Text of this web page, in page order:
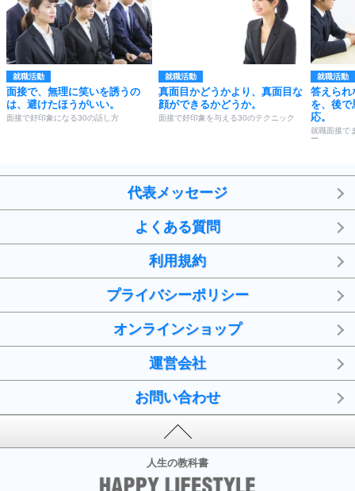
就職活動
面接で、無理に笑いを誘うの
は、避けたほうがいい。
面接で好印象になる30の話し方
就職活動
真面目かどうかより、真面目な
顔ができるかどうか。
面接で好印象を与える30のテクニック
就職活動
答えられ
を、後で
応。
就職面接で
ー
代表メッセージ
よくある質問
利用規約
プライバシーポリシー
オンラインショップ
運営会社
お問い合わせ
人生の教科書